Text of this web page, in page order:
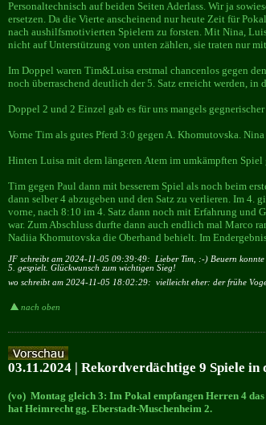
Personaltechnisch auf beiden Seiten Aderlass. Wir ja
ersetzen. Da die Vierte anscheinend nur heute Zeit für
nach aushilfsmotivierten Spielern zu forsten. Mit Nina,
nicht auf Unterstützung von unten zählen, sie traten nur
Im Doppel waren Tim&Luisa erstmal chancenlos gegen
noch überraschend deutlich der 5. Satz erreicht werden,
Doppel 2 und 2 Einzel gab es für uns mangels gegnerischer
Vorne Tim als gutes Pferd 3:0 gegen A. Khomutovska.
Hinten Luisa mit dem längeren Atem im umkämpften
Tim gegen Paul dann mit besserem Spiel als noch beim
dann selber 4 abzugeben und den Satz zu verlieren. Im
vorne, nach 8:10 im 4. Satz dann noch mit Erfahrung und
war. Zum Abschluss durfte dann auch endlich mal Marco
Nadiia Khomutovska die Oberhand behielt. Im
JF schreibt am 2024-11-05 09:39:49:
Lieber Tim, :-) Beuern
5. gespielt. Glückwunsch zum wichtigen Sieg!
wo schreibt am 2024-11-05 18:02:29:
vielleicht eher: der frühe
nach oben
03.11.2024 | Rekordverdächtige 9 Spiele in
(vo) Montag gleich 3: Im Pokal empfangen Herren 4
hat Heimrecht gg. Eberstadt-Muschenheim 2.